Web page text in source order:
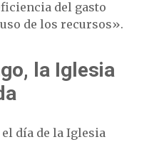
del gasto
de los recursos».
la Iglesia
día de la Iglesia